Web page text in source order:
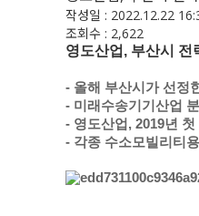
작성일 : 2022.12.22
조회수 : 2,622
영도산업, 부산시
- 올해 부산시가 선정
- 미래수송기기산업
- 영도산업, 2019년
- 각종 수소모빌리티